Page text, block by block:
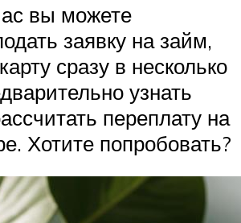
вы можете
заявку на займ,
сразу в несколько
узнать
переплату на
Хотите попробовать?